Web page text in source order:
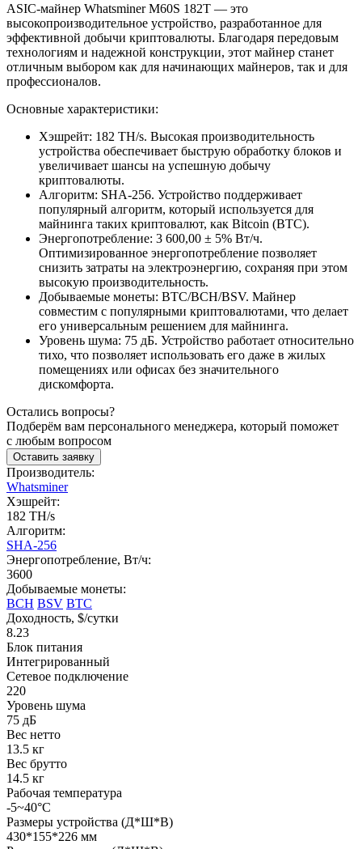
ASIC-майнер Whatsminer M60S 182T — это
высокопроизводительное устройство, разработанное для
эффективной добычи криптовалюты. Благодаря передовым
технологиям и надежной конструкции, этот майнер станет
отличным выбором как для начинающих майнеров, так и для
профессионалов.
Основные характеристики:
Хэшрейт: 182 TH/s. Высокая производительность
устройства обеспечивает быструю обработку блоков и
увеличивает шансы на успешную добычу
криптовалюты.
Алгоритм: SHA-256. Устройство поддерживает
популярный алгоритм, который используется для
майнинга таких криптовалют, как Bitcoin (BTC).
Энергопотребление: 3 600,00 ± 5% Вт/ч.
Оптимизированное энергопотребление позволяет
снизить затраты на электроэнергию, сохраняя при этом
высокую производительность.
Добываемые монеты: BTC/BCH/BSV. Майнер
совместим с популярными криптовалютами, что делает
его универсальным решением для майнинга.
Уровень шума: 75 дБ. Устройство работает относительно
тихо, что позволяет использовать его даже в жилых
помещениях или офисах без значительного
дискомфорта.
Остались вопросы?
Подберём вам персонального менеджера, который поможет
с любым вопросом
Оставить заявку
Производитель:
Whatsminer
Хэшрейт:
182 TH/s
Алгоритм:
SHA-256
Энергопотребление, Вт/ч:
3600
Добываемые монеты:
BCH BSV BTC
Доходность, $/сутки
8.23
Блок питания
Интегрированный
Сетевое подключение
220
Уровень шума
75 дБ
Вес нетто
13.5 кг
Вес брутто
14.5 кг
Рабочая температура
-5~40°C
Размеры устройства (Д*Ш*В)
430*155*226 мм